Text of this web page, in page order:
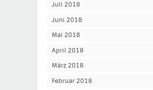
Juli 2018
Juni 2018
Mai 2018
April 2018
März 2018
Februar 2018